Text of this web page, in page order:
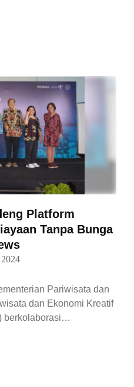
Platform
Tanpa Bunga
Pariwisata dan
dan Ekonomi Kreatif
berkolaborasi…